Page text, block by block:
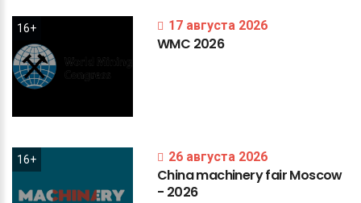
16+ 17 августа 2026
WMC 2026
16+ 26 августа 2026
ChinamachineryfairMoscow
- 2026